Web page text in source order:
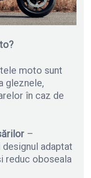
moto sunt
gleznele,
în caz de
–
adaptat
reduc oboseala